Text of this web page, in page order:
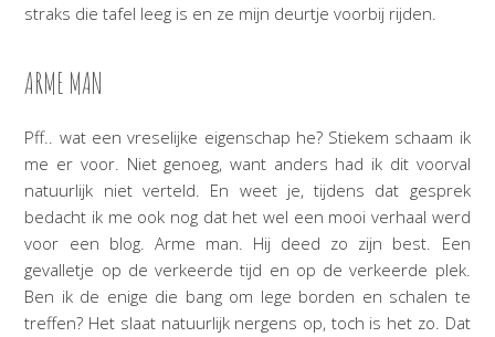
straks die tafel leeg is en ze mijn deurtje voorbij rijden.
ARME MAN
Pff.. wat een vreselijke eigenschap he? Stiekem schaam ik
me er voor. Niet genoeg, want anders had ik dit voorval
natuurlijk niet verteld. En weet je, tijdens dat gesprek
bedacht ik me ook nog dat het wel een mooi verhaal werd
voor een blog. Arme man. Hij deed zo zijn best. Een
gevalletje op de verkeerde tijd en op de verkeerde plek.
Ben ik de enige die bang om lege borden en schalen te
treffen? Het slaat natuurlijk nergens op, toch is het zo. Dat